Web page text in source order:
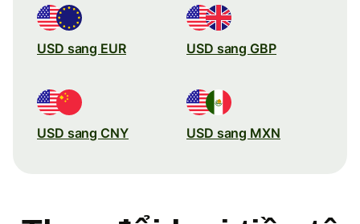
USD sang EUR USD sang GBP
USD sang CNY USD sang MXN